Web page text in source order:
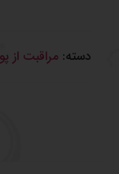
دسته: مراقبت از